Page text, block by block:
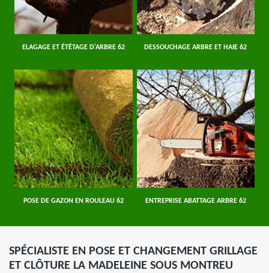
ELAGAGE ET ÉTÊTAGE D'ARBRE 62 DESSOUCHAGE ARBRE ET HAIE 62
POSE DE GAZON EN ROULEAU 62 ENTREPRISE ABATTAGE ARBRE 62
SPÉCIALISTE EN POSE ET CHANGEMENT GRILLAGE
ET CLÔTURE LA MADELEINE SOUS MONTREU